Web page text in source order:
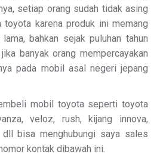
setiap orang sudah tidak asing
toyota karena produk ini memang
bahkan sejak puluhan tahun
banyak orang mempercayakan
pada mobil asal negeri jepang
mobil toyota seperti toyota
veloz, rush, kijang innova,
bisa menghubungi saya sales
kontak dibawah ini.